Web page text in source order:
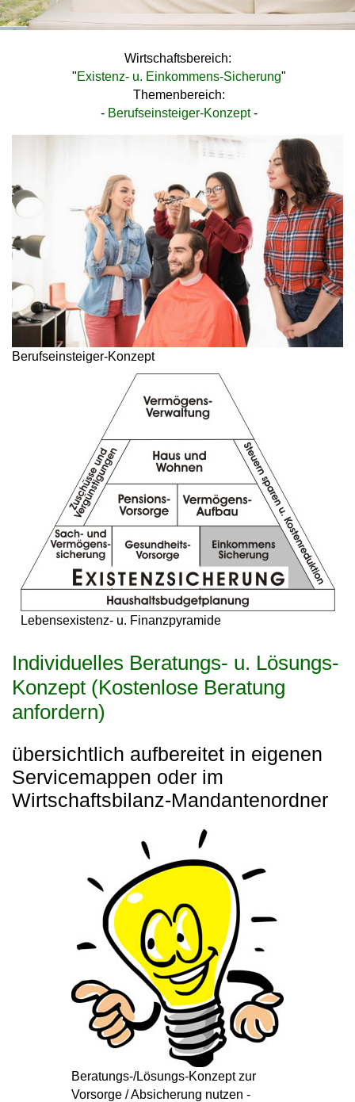
Wirtschaftsbereich:
"Existenz- u. Einkommens-Sicherung"
Themenbereich:
- Berufseinsteiger-Konzept-
Berufseinsteiger-Konzept
Lebensexistenz- u. Finanzpyramide
Individuelles Beratungs- u. Lösungs-
Konzept (Kostenlose Beratung
anfordern)
übersichtlich aufbereitet in eigenen
Servicemappen oder im
Wirtschaftsbilanz-Mandantenordner
Beratungs-/Lösungs-Konzept zur
Vorsorge / Absicherung nutzen -